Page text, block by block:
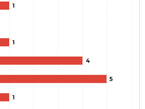
1
1
4
5
1